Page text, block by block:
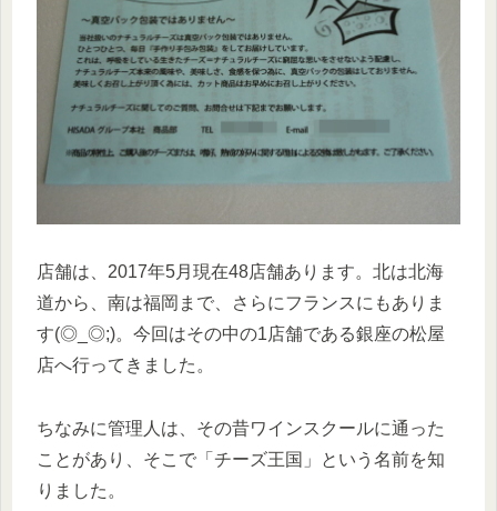
店舗は、2017年5月現在48店舗あります。北は北海
道から、南は福岡まで、さらにフランスにもありま
す(◎_◎;)。今回はその中の1店舗である銀座の松屋
店へ行ってきました。
ちなみに管理人は、その昔ワインスクールに通った
ことがあり、そこで「チーズ王国」という名前を知
りました。